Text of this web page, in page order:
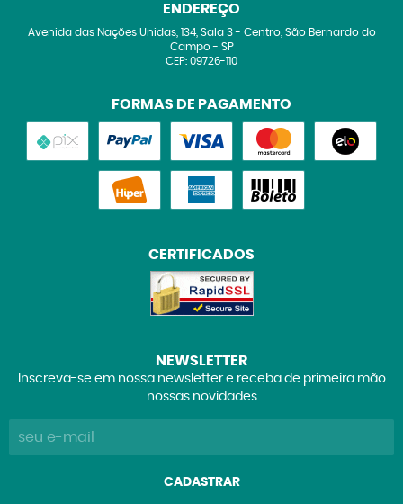
ENDEREÇO
Avenida das Nações Unidas, 134, Sala 3- Centro, São Bernardo do
Campo- SP
CEP: 09726-110
FORMAS DE PAGAMENTO
CERTIFICADOS
NEWSLETTER
Inscreva-se em nossa newsletter e receba de primeira mão
nossas novidades
CADASTRAR